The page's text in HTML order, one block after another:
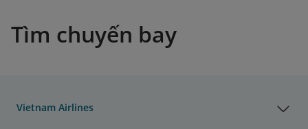
Tìm chuyến bay
Vietnam Airlines